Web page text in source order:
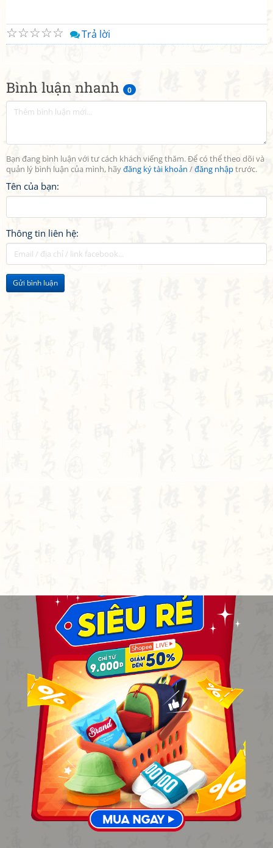
Bình luận nhanh 0
Bạn đang bình luận với tư cách khách viếng thăm. Để có thể theo dõi và
quản lý bình luận của mình, hãyđăng ký tài khoản /đăng nhậptrước.
Tên của bạn:
Thông tin liên hệ:
Gửi bình luận
☆
☆
☆
☆
☆ Trả lời